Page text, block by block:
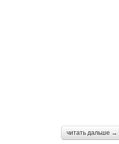
читать дальше →